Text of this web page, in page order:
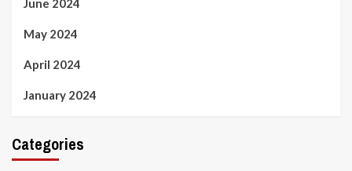
June 2024
May 2024
April 2024
January 2024
Categories